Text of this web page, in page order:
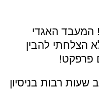
האגדי
הצלחתי להבין
פרפקט!
שעות רבות בניסיון